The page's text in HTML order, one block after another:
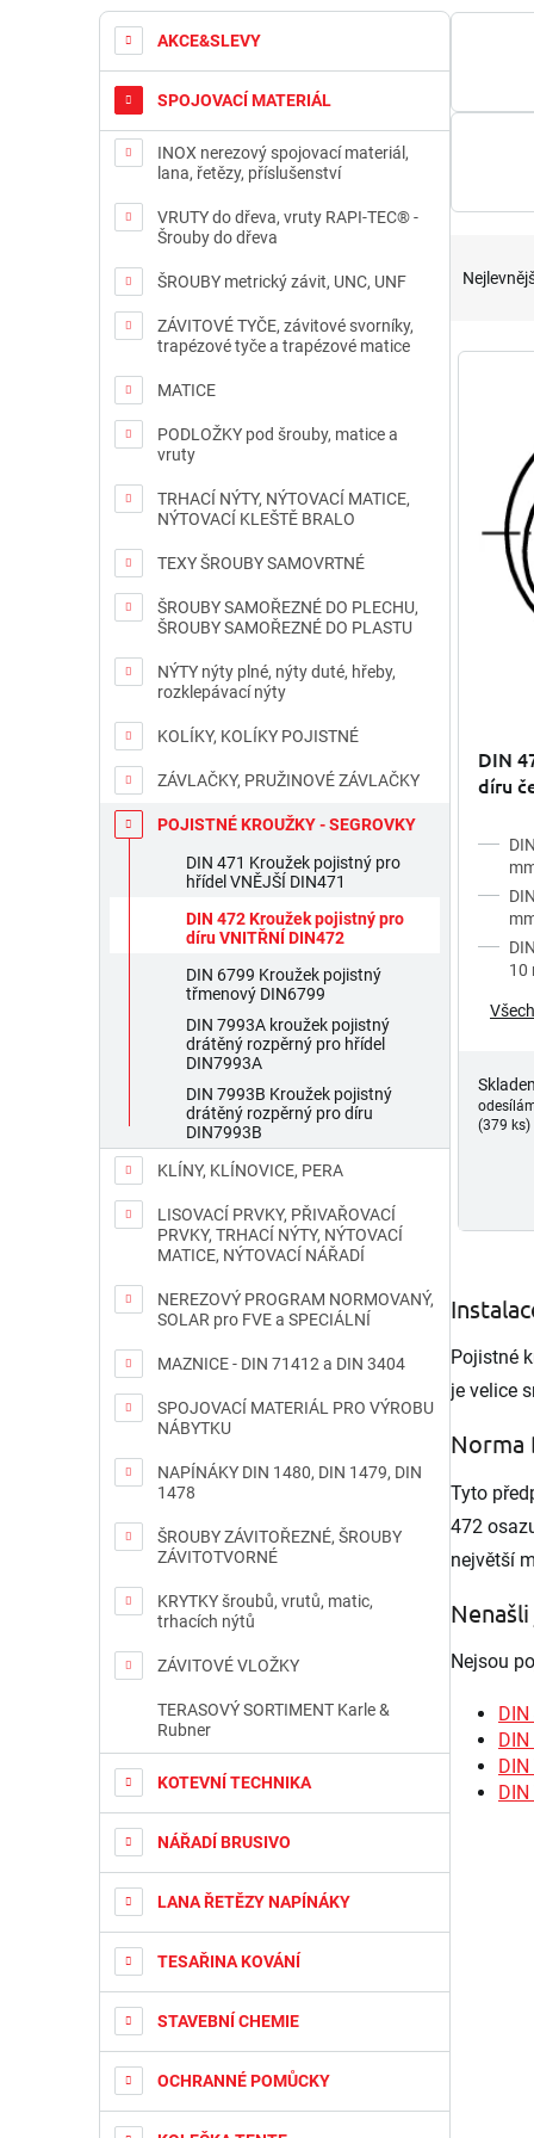
s
r
n
AKCE&SLEVY
SPOJOVACÍ MATERIÁL
INOX nerezový spojovací materiál,
lana, řetězy, příslušenství
VRUTY do dřeva, vruty RAPI-TEC® -
Šrouby do dřeva
ŠROUBY metrický závit, UNC, UNF
ZÁVITOVÉ TYČE, závitové svorníky,
trapézové tyče a trapézové matice
MATICE
PODLOŽKY pod šrouby, matice a
vruty
TRHACÍ NÝTY, NÝTOVACÍ MATICE,
NÝTOVACÍ KLEŠTĚ BRALO
TEXY ŠROUBY SAMOVRTNÉ
ŠROUBY SAMOŘEZNÉ DO PLECHU,
ŠROUBY SAMOŘEZNÉ DO PLASTU
NÝTY nýty plné, nýty duté, hřeby,
rozklepávací nýty
KOLÍKY, KOLÍKY POJISTNÉ
ZÁVLAČKY, PRUŽINOVÉ ZÁVLAČKY
POJISTNÉ KROUŽKY - SEGROVKY
DIN 471 Kroužek pojistný pro
hřídel VNĚJŠÍ DIN471
DIN 472 Kroužek pojistný pro
díru VNITŘNÍ DIN472
DIN 6799 Kroužek pojistný
třmenový DIN6799
DIN 7993A kroužek pojistný
drátěný rozpěrný pro hřídel
DIN7993A
DIN 7993B Kroužek pojistný
drátěný rozpěrný pro díru
DIN7993B
KLÍNY, KLÍNOVICE, PERA
LISOVACÍ PRVKY, PŘIVAŘOVACÍ
PRVKY, TRHACÍ NÝTY, NÝTOVACÍ
MATICE, NÝTOVACÍ NÁŘADÍ
NEREZOVÝ PROGRAM NORMOVANÝ,
SOLAR pro FVE a SPECIÁLNÍ
MAZNICE - DIN 71412 a DIN 3404
SPOJOVACÍ MATERIÁL PRO VÝROBU
NÁBYTKU
NAPÍNÁKY DIN 1480, DIN 1479, DIN
1478
ŠROUBY ZÁVITOŘEZNÉ, ŠROUBY
ZÁVITOTVORNÉ
KRYTKY šroubů, vrutů, matic,
trhacích nýtů
ZÁVITOVÉ VLOŽKY
TERASOVÝ SORTIMENT Karle &
Rubner
KOTEVNÍ TECHNIKA
NÁŘADÍ BRUSIVO
LANA ŘETĚZY NAPÍNÁKY
TESAŘINA KOVÁNÍ
STAVEBNÍ CHEMIE
OCHRANNÉ POMŮCKY
nV
DIN
díru
10
(379 ks)
Pojistné
je velice
Norma
Tyto
472
největší
Nejsou